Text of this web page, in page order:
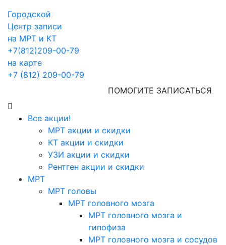
Городской
Центр записи
на МРТ и КТ
+7(812)209-00-79
на карте
+7 (812) 209-00-79
ПОМОГИТЕ ЗАПИСАТЬСЯ
Все акции!
МРТ акции и скидки
КТ акции и скидки
УЗИ акции и скидки
Рентген акции и скидки
МРТ
МРТ головы
МРТ головного мозга
МРТ головного мозга и
гипофиза
МРТ головного мозга и сосудов